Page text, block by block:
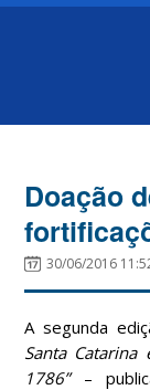
Doação
30/06/2016
A segunda
Santa
1786”–